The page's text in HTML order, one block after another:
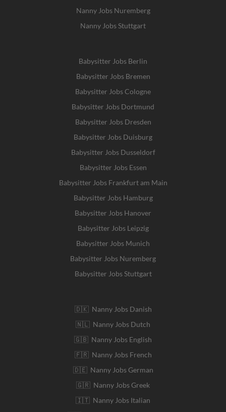
Nanny Jobs Nuremberg
Nanny Jobs Stuttgart
Babysitter Jobs Berlin
Babysitter Jobs Bremen
Babysitter Jobs Cologne
Babysitter Jobs Dortmund
Babysitter Jobs Dresden
Babysitter Jobs Duisburg
Babysitter Jobs Dusseldorf
Babysitter Jobs Essen
Babysitter Jobs Frankfurt am Main
Babysitter Jobs Hamburg
Babysitter Jobs Hanover
Babysitter Jobs Leipzig
Babysitter Jobs Munich
Babysitter Jobs Nuremberg
Babysitter Jobs Stuttgart
🇩🇰 Nanny Jobs Danish
🇳🇱 Nanny Jobs Dutch
🇬🇧 Nanny Jobs English
🇫🇷 Nanny Jobs French
🇩🇪 Nanny Jobs German
🇬🇷 Nanny Jobs Greek
🇮🇹 Nanny Jobs Italian